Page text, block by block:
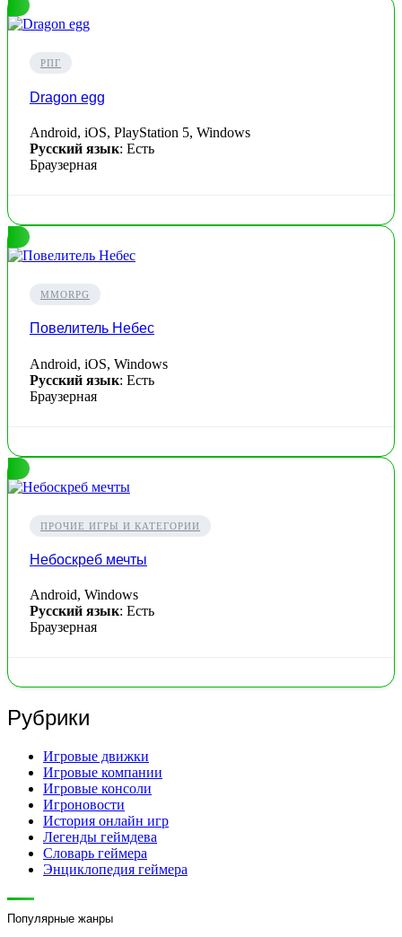
РПГ
Dragon egg
Android, iOS, PlayStation 5, Windows
Русский язык: Есть
Браузерная
MMORPG
Повелитель Небес
Android, iOS, Windows
Русский язык: Есть
Браузерная
ПРОЧИЕ ИГРЫ И КАТЕГОРИИ
Небоскреб мечты
Android, Windows
Русский язык: Есть
Браузерная
Рубрики
Игровые движки
Игровые компании
Игровые консоли
Игроновости
История онлайн игр
Легенды геймдева
Словарь геймера
Энциклопедия геймера
Популярные жанры